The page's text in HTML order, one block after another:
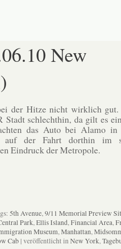
New
der Hitze nicht wirklich
Stadt schlechthin, da gilt es
das Auto bei Alamo in
auf der Fahrt dorthin im
Eindruck der Metropole.
5th Avenue,9/11 Memorial Preview
Park,Ellis Island,Financial Area,
Museum,Manhattan,
Cab | veröffentlicht inNew York,